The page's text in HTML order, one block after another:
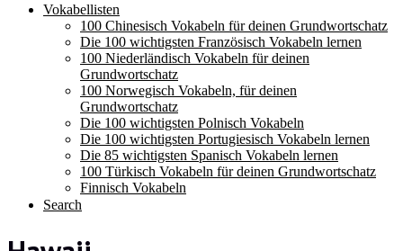
Vokabellisten
100 Chinesisch Vokabeln für deinen Grundwortschatz
Die 100 wichtigsten Französisch Vokabeln lernen
100 Niederländisch Vokabeln für deinen
Grundwortschatz
100 Norwegisch Vokabeln, für deinen
Grundwortschatz
Die 100 wichtigsten Polnisch Vokabeln
Die 100 wichtigsten Portugiesisch Vokabeln lernen
Die 85 wichtigsten Spanisch Vokabeln lernen
100 Türkisch Vokabeln für deinen Grundwortschatz
Finnisch Vokabeln
Search